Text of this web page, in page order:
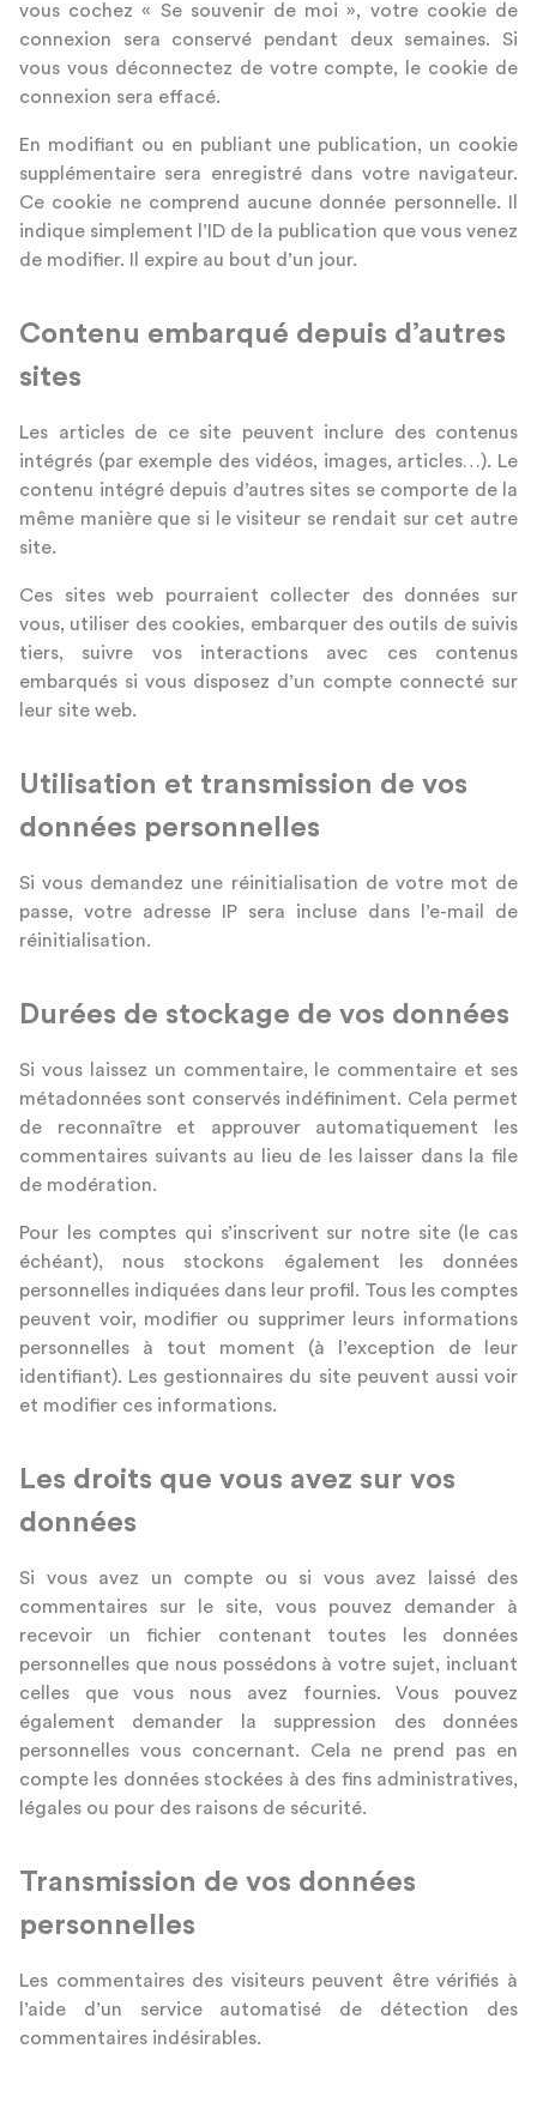
vous cochez « Se souvenir de moi », votre cookie de
connexion sera conservé pendant deux semaines. Si
vous vous déconnectez de votre compte, le cookie de
connexion sera effacé.
En modifiant ou en publiant une publication, un cookie
supplémentaire sera enregistré dans votre navigateur.
Ce cookie ne comprend aucune donnée personnelle. Il
indique simplement l’ID de la publication que vous venez
de modifier. Il expire au bout d’un jour.
Contenu embarqué depuis d’autres
sites
Les articles de ce site peuvent inclure des contenus
intégrés (par exemple des vidéos, images, articles…). Le
contenu intégré depuis d’autres sites se comporte de la
même manière que si le visiteur se rendait sur cet autre
site.
Ces sites web pourraient collecter des données sur
vous, utiliser des cookies, embarquer des outils de suivis
tiers, suivre vos interactions avec ces contenus
embarqués si vous disposez d’un compte connecté sur
leur site web.
Utilisation et transmission de vos
données personnelles
Si vous demandez une réinitialisation de votre mot de
passe, votre adresse IP sera incluse dans l’e-mail de
réinitialisation.
Durées de stockage de vos données
Si vous laissez un commentaire, le commentaire et ses
métadonnées sont conservés indéfiniment. Cela permet
de reconnaître et approuver automatiquement les
commentaires suivants au lieu de les laisser dans la file
de modération.
Pour les comptes qui s’inscrivent sur notre site (le cas
échéant), nous stockons également les données
personnelles indiquées dans leur profil. Tous les comptes
peuvent voir, modifier ou supprimer leurs informations
personnelles à tout moment (à l’exception de leur
identifiant). Les gestionnaires du site peuvent aussi voir
et modifier ces informations.
Les droits que vous avez sur vos
données
Si vous avez un compte ou si vous avez laissé des
commentaires sur le site, vous pouvez demander à
recevoir un fichier contenant toutes les données
personnelles que nous possédons à votre sujet, incluant
celles que vous nous avez fournies. Vous pouvez
également demander la suppression des données
personnelles vous concernant. Cela ne prend pas en
compte les données stockées à des fins administratives,
légales ou pour des raisons de sécurité.
Transmission de vos données
personnelles
Les commentaires des visiteurs peuvent être vérifiés à
l’aide d’un service automatisé de détection des
commentaires indésirables.